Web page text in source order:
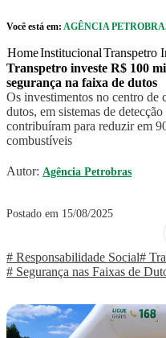
Você está em: AGÊNCIA
HomeInstitucionalTranspetro
Transpetro investe R$ 100
segurança na faixa de dutos
Os investimentos no centro de
dutos, em sistemas de
contribuíram para reduzir em
combustíveis
Autor: Agência Petrobras
Postado em 15/08/2025
# Responsabilidade Social#
# Segurança nas Faixas de
caixa de cookies